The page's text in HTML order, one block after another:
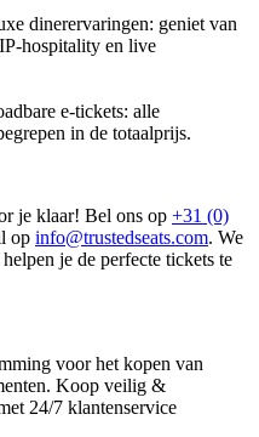
dinerervaringen: geniet van
hospitality en live
e-tickets: alle
in de totaalprijs.
je klaar! Bel ons op +31 (0)
op info@trustedseats.com. We
je de perfecte tickets te
voor het kopen van
Koop veilig &
24/7 klantenservice